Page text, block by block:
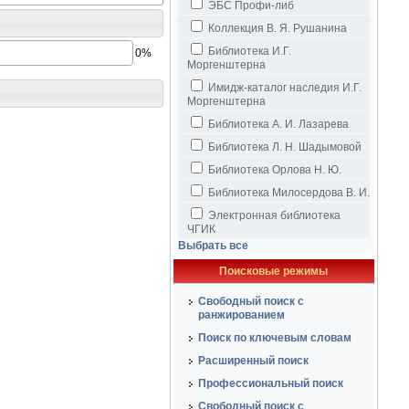
0%
ЭБС Профи-либ
Коллекция В. Я. Рушанина
Библиотека И.Г.
Моргенштерна
Имидж-каталог наследия И.Г.
Моргенштерна
Библиотека А. И. Лазарева
Библиотека Л. Н. Шадымовой
Библиотека Орлова Н. Ю.
Библиотека Милосердова В. И.
Электронная библиотека
ЧГИК
Выбрать все
Поисковые режимы
Свободный поиск с
ранжированием
Поиск по ключевым словам
Расширенный поиск
Профессиональный поиск
Свободный поиск с